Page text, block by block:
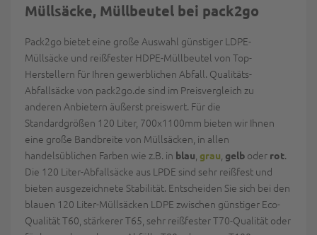
Müllsäcke, Müllbeutel bei pack2go
Pack2go bietet eine große Auswahl günstiger LDPE-
Müllsäcke und reißfester HDPE-Müllbeutel von Top-
Herstellern für Ihren gewerblichen Abfall. Qualitäts-
Abfallsäcke von pack2go.de sind im Preisvergleich zu
anderen Anbietern äußerst preiswert. Für die
Standardgrößen 120 Liter, 700x1100mm bieten wir Ihnen
eine große Bandbreite von Müllsäcken, in allen
handelsüblichen Farben wie z.B. in blau grau gelb oder rot.
Die 120 Liter-Abfallsäcke aus LPDE sind sehr reißfest und
bieten ausgezeichnete Stabilität. Entscheiden Sie sich bei den
blauen 120 Liter-Müllsäcken LDPE zwischen günstiger Eco-
Qualität T60, stärkerer T65, sehr reißfester T70-Qualität oder